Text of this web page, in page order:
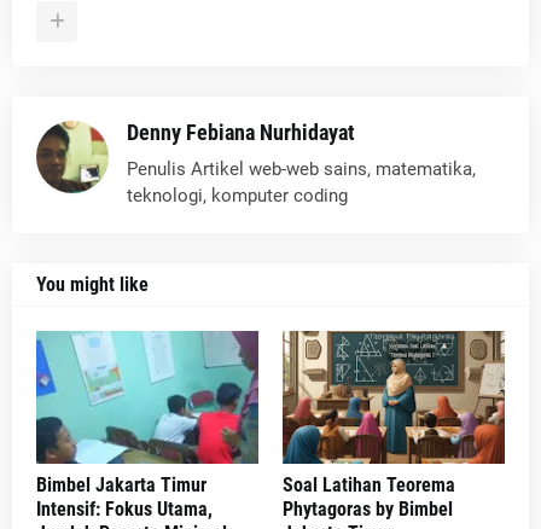
Denny Febiana Nurhidayat
Penulis Artikel web-web sains, matematika,
teknologi, komputer coding
You might like
Bimbel Jakarta Timur
Intensif: Fokus Utama,
Soal Latihan Teorema
Phytagoras by Bimbel